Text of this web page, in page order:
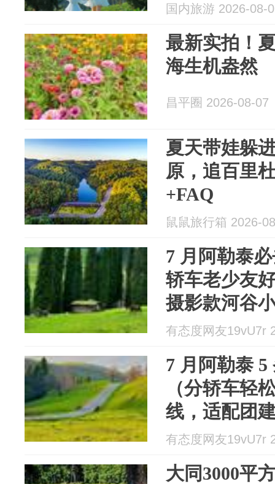
国内旅游 2026-08-
最新实拍！
海生机盎然
昌平圈 2026-08-07
夏天带娃躲
原，追百里
+FAQ
鼠鼠旅行箱 2026-
7 月阿勒泰
轿车老少友
摄影款河谷
田**四类，
有态度网友19vU7r
7 月阿勒泰
（分轿车轻
线，适配团
程避开喀纳
有态度网友19vU7r
大同3000平